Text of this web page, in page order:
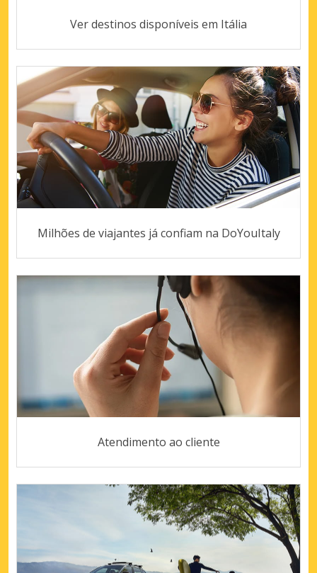
Ver destinos disponíveis em Itália
Milhões de viajantes já confiam na DoYouItaly
Atendimento ao cliente